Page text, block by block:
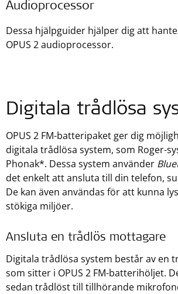
Audioprocessor
Dessa hjälpguider hjälper dig att
OPUS 2 audioprocessor.
Digitala trådlösa
OPUS 2 FM-batteripaket ger dig
digitala trådlösa system, som Roger-
Phonak*. Dessa system använder
det enkelt att ansluta till din telefon,
De kan även användas för att kunna
stökiga miljöer.
Ansluta en trådlös mottagare
Digitala trådlösa system består av en
som sitter i OPUS 2 FM-batterihöljet.
sedan trådlöst till tillhörande